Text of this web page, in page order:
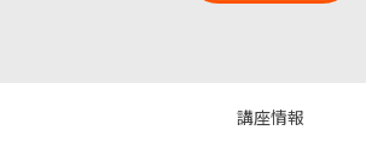
講座情報